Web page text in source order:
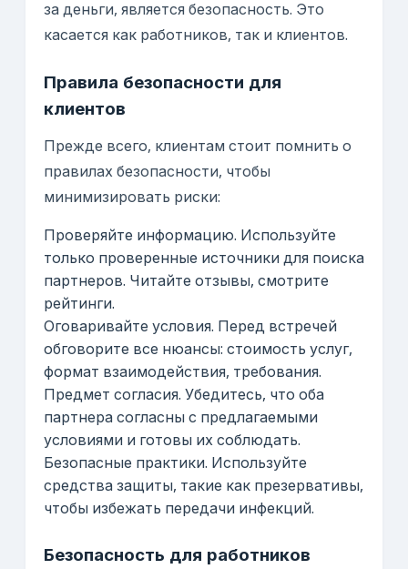
за деньги, является безопасность. Это
касается как работников, так и клиентов.
Правила безопасности для
клиентов
Прежде всего, клиентам стоит помнить о
правилах безопасности, чтобы
минимизировать риски:
Проверяйте информацию. Используйте
только проверенные источники для поиска
партнеров. Читайте отзывы, смотрите
рейтинги.
Оговаривайте условия. Перед встречей
обговорите все нюансы: стоимость услуг,
формат взаимодействия, требования.
Предмет согласия. Убедитесь, что оба
партнера согласны с предлагаемыми
условиями и готовы их соблюдать.
Безопасные практики. Используйте
средства защиты, такие как презервативы,
чтобы избежать передачи инфекций.
Безопасность для работников